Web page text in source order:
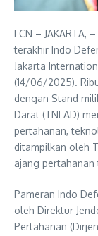
LCN – JAKARTA,
terakhir Indo
Jakarta
(14/06/2025).
dengan Stand
Darat (TNI AD)
pertahanan,
ditampilkan oleh
ajang pertahanan
Pameran Indo
oleh Direktur
Pertahanan